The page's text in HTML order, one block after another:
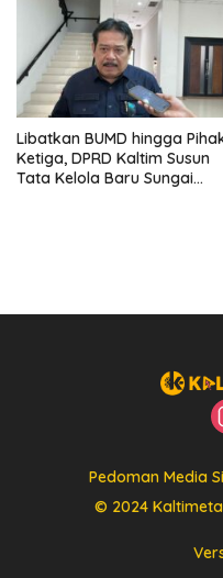
Libatkan BUMD hingga
Ketiga, DPRD Kaltim Susun
Tata Kelola Baru Sungai
Pedoman Media
© 2024